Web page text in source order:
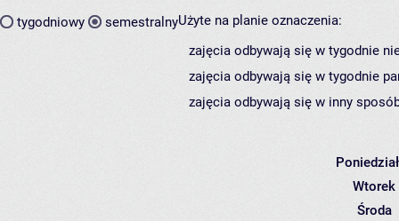
tygodniowy semestralnyUżyte na planie oznaczenia:
zajęcia odbywają się w tygodnie
zajęcia odbywają się w tygodnie
zajęcia odbywają się w inny
Wtorek
Środa